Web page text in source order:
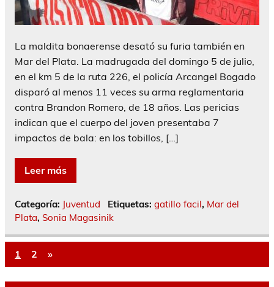
La maldita bonaerense desató su furia también en
Mar del Plata. La madrugada del domingo 5 de julio,
en el km 5 de la ruta 226, el policía Arcangel Bogado
disparó al menos 11 veces su arma reglamentaria
contra Brandon Romero, de 18 años. Las pericias
indican que el cuerpo del joven presentaba 7
impactos de bala: en los tobillos, […]
Leer más
Categoría: Juventud Etiquetas: gatillo facil, Mar del
Plata, Sonia Magasinik
1 2 »